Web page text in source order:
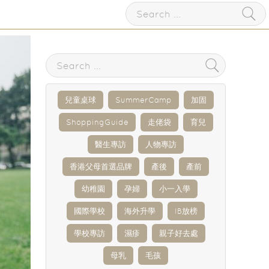
兒童桌球 SummerCamp 加固
ShoppingGuide 走佬袋 育兒
醫生專訪 人物專訪
香港父母首選品牌 產後 產前
幼稚園 孕婦 小一入學
國際學校 海外升學 IB放榜
學校專訪 濕疹 親子好去處
母乳 毛孩